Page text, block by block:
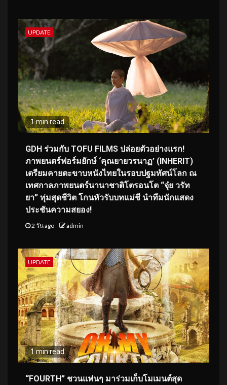
UPDATE
1 min read
GDH ร่วมกับ TOFU FILMS ปล่อยตัวอย่างแรก!
ภาพยนตร์ฟอร์มยักษ์ ‘คุณยายวรนาฏ’ (INHERIT)
เตรียมคายตะขาบหนังไทยในรอบปฐมทัศน์โลก ณ
เทศกาลภาพยนตร์นานาชาติโตรอนโต “จุ๋ย วรัท
ยา” ทุ่มสุดชีวิต โกนหัวรับบทแม่ชี นำทีมนักแสดง
ประชันความสยอง!
2 วัน ago admin
UPDATE
1 min read
“FOURTH” ชวนแฟนๆ มาร่วมเก็บโมเมนต์สุด